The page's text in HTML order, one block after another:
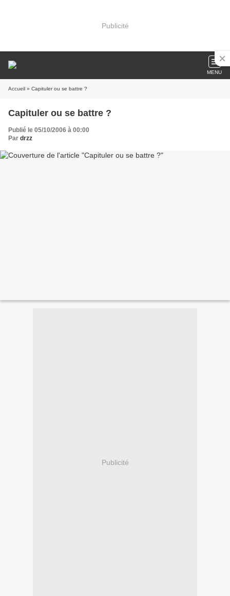
Publicité
MENU
Accueil » Capituler ou se battre ?
Capituler ou se battre ?
Publié le 05/10/2006 à 00:00
Par drzz
Publicité